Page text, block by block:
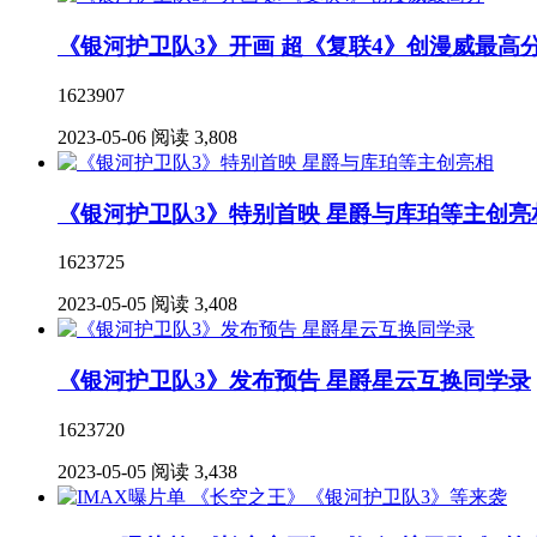
《银河护卫队3》开画 超《复联4》创漫威最高
1623907
2023-05-06 阅读 3,808
《银河护卫队3》特别首映 星爵与库珀等主创亮
1623725
2023-05-05 阅读 3,408
《银河护卫队3》发布预告 星爵星云互换同学录
1623720
2023-05-05 阅读 3,438